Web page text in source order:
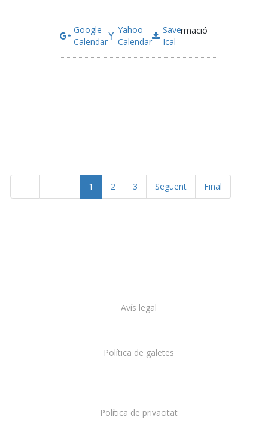
Google
Calendar
Yahoo
Calendar
Save
Ical
Més informació
1 2 3 Següent Final
Política de privacitat
Política de galetes
Avís legal